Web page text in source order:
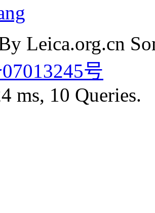
Leica.org.cn
号
ms, 10 Queries.